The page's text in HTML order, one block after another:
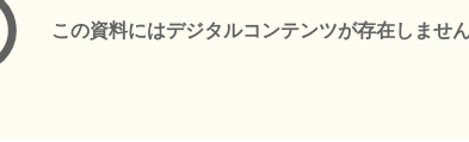
この資料にはデジタルコンテンツが存在しません